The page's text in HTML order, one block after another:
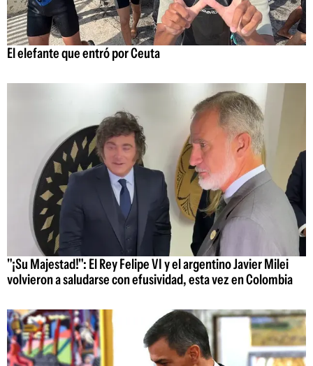
El elefante que entró por Ceuta
"¡Su Majestad!": El Rey Felipe VI y el argentino Javier Milei
volvieron a saludarse con efusividad, esta vez en Colombia